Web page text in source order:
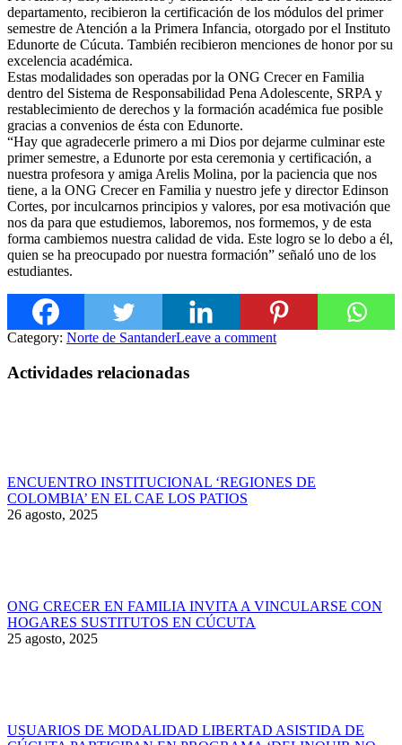
departamento, recibieron la certificación de los módulos del primer
semestre de Atención a la Primera Infancia, otorgado por el Instituto
Edunorte de Cúcuta. También recibieron menciones de honor por su
excelencia académica.
Estas modalidades son operadas por la ONG Crecer en Familia
dentro del Sistema de Responsabilidad Pena Adolescente, SRPA y
restablecimiento de derechos y la formación académica fue posible
gracias a convenios de ésta con Edunorte.
“Hay que agradecerle primero a mi Dios por dejarme culminar este
primer semestre, a Edunorte por esta ceremonia y certificación, a
nuestra profesora y amiga Arelis Molina, por la paciencia que nos
tiene, a la ONG Crecer en Familia y nuestro jefe y director Edinson
Cortes, por inculcarnos principios y valores, por esa motivación que
nos da para que estudiemos, laboremos, nos formemos, y de esta
forma cambiemos nuestra calidad de vida. Este logro se lo debo a él,
quien se ha preocupado por nuestra formación” señaló uno de los
estudiantes.
Category: Norte de SantanderLeave a comment
Actividades relacionadas
ENCUENTRO INSTITUCIONAL ‘REGIONES DE
COLOMBIA’ EN EL CAE LOS PATIOS
26 agosto, 2025
ONG CRECER EN FAMILIA INVITA A VINCULARSE CON
HOGARES SUSTITUTOS EN CÚCUTA
25 agosto, 2025
USUARIOS DE MODALIDAD LIBERTAD ASISTIDA DE